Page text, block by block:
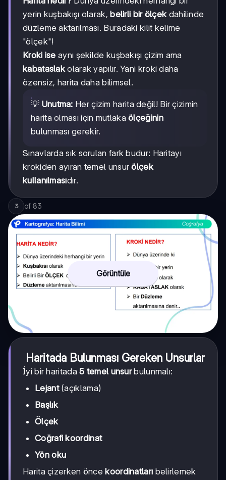
yerin kuşbakışı olarak, belirli bir ölçekdahilinde
düzleme aktarılması. Buradaki kilit kelime
"ölçek"!
Kroki ise aynı şekilde kuşbakışı çizim ama
kabataslakolarak yapılır. Yani kroki daha
özensiz, harita daha bilimsel.
💡 Unutma: Her çizim harita değil! Bir çizimin
harita olması için mutlakaölçeğinin
bulunması gerekir.
Sınavlarda sık sorulan fark budur: Haritayı
krokiden ayıran temel unsurölçek
kullanılmasıdır.
3 of 83
Görüntüle
Haritada Bulunması Gereken Unsurlar
İyi bir haritada5 temel unsurbulunmalı:
Lejant(açıklama)
Başlık
Ölçek
Coğrafi koordinat
Yön oku
Harita çizerken öncekoordinatları belirlemek